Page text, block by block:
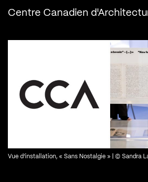
Centre Canadien
Vue d’installation, « Sans Nostalgie » | © Sandra